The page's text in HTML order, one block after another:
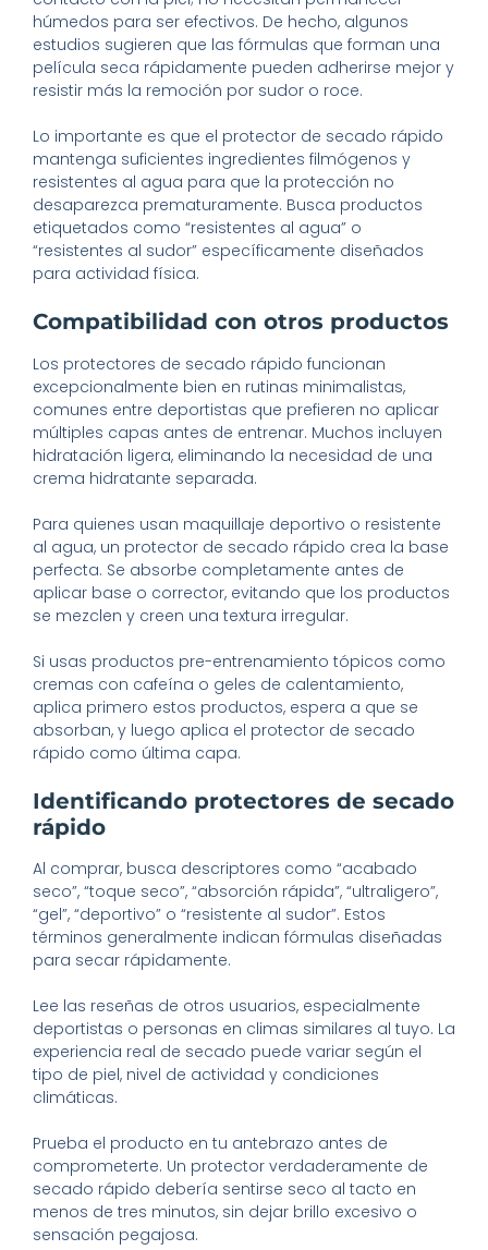
húmedos para ser efectivos. De hecho, algunos
estudios sugieren que las fórmulas que forman una
película seca rápidamente pueden adherirse mejor y
resistir más la remoción por sudor o roce.
Lo importante es que el protector de secado rápido
mantenga suficientes ingredientes filmógenos y
resistentes al agua para que la protección no
desaparezca prematuramente. Busca productos
etiquetados como “resistentes al agua” o
“resistentes al sudor” específicamente diseñados
para actividad física.
Compatibilidad con otros productos
Los protectores de secado rápido funcionan
excepcionalmente bien en rutinas minimalistas,
comunes entre deportistas que prefieren no aplicar
múltiples capas antes de entrenar. Muchos incluyen
hidratación ligera, eliminando la necesidad de una
crema hidratante separada.
Para quienes usan maquillaje deportivo o resistente
al agua, un protector de secado rápido crea la base
perfecta. Se absorbe completamente antes de
aplicar base o corrector, evitando que los productos
se mezclen y creen una textura irregular.
Si usas productos pre-entrenamiento tópicos como
cremas con cafeína o geles de calentamiento,
aplica primero estos productos, espera a que se
absorban, y luego aplica el protector de secado
rápido como última capa.
Identificando protectores de secado
rápido
Al comprar, busca descriptores como “acabado
seco”, “toque seco”, “absorción rápida”, “ultraligero”,
“gel”, “deportivo” o “resistente al sudor”. Estos
términos generalmente indican fórmulas diseñadas
para secar rápidamente.
Lee las reseñas de otros usuarios, especialmente
deportistas o personas en climas similares al tuyo. La
experiencia real de secado puede variar según el
tipo de piel, nivel de actividad y condiciones
climáticas.
Prueba el producto en tu antebrazo antes de
comprometerte. Un protector verdaderamente de
secado rápido debería sentirse seco al tacto en
menos de tres minutos, sin dejar brillo excesivo o
sensación pegajosa.